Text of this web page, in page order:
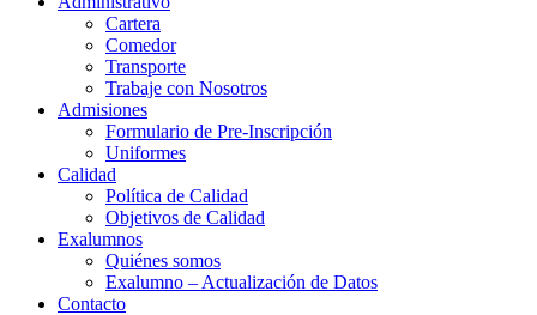
Cartera
Comedor
Transporte
Trabaje con Nosotros
Admisiones
Formulario de Pre-Inscripción
Uniformes
Calidad
Política de Calidad
Objetivos de Calidad
Exalumnos
Quiénes somos
Exalumno – Actualización de Datos
Contacto